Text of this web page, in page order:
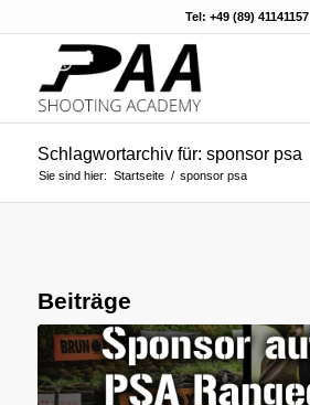
Tel: +49 (89) 41141157
Schlagwortarchiv für: sponsor psa
Sie sind hier: Startseite / sponsor psa
Beiträge